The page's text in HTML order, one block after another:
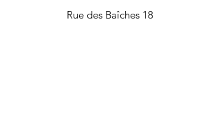
Rue des Baîches 18